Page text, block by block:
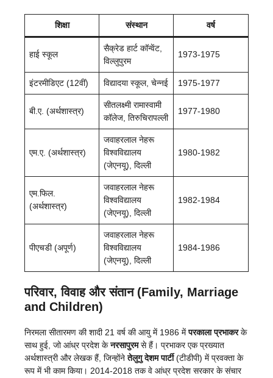
शिक्षा संस्थान वर्ष
हाई स्कूल
सैक्रेड हार्ट कॉन्वेंट,
विल्लुपुरम
1973-1975
इंटरमीडिएट (12वीं) विद्यादया स्कूल, चेन्नई 1975-1977
बी.ए. (अर्थशास्त्र)
सीतलक्ष्मी रामास्वामी
कॉलेज, तिरुचिरापल्ली
1977-1980
एम.ए. (अर्थशास्त्र)
जवाहरलाल नेहरू
विश्वविद्यालय
(जेएनयू), दिल्ली
1980-1982
एम.फिल.
(अर्थशास्त्र)
जवाहरलाल नेहरू
विश्वविद्यालय
(जेएनयू), दिल्ली
1982-1984
पीएचडी (अपूर्ण)
जवाहरलाल नेहरू
विश्वविद्यालय
(जेएनयू), दिल्ली
1984-1986
परिवार, विवाह और संतान (Family, Marriage
and Children)
निरमला सीतारमण की शादी 21 वर्ष की आयु में 1986 मेंपरकाला प्रभाकरके
साथ हुई, जो आंध्र प्रदेश केनरसापुरमसे हैं। प्रभाकर एक प्रख्यात
अर्थशास्त्री और लेखक हैं, जिन्होंनेतेलुगु देशम पार्टी(टीडीपी) में प्रवक्ता के
रूप में भी काम किया। 2014-2018 तक वे आंध्र प्रदेश सरकार के संचार